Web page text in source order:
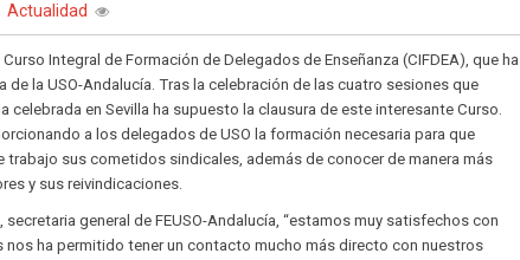
Actualidad
Integral de Formación de Delegados de Enseñanza (CIFDEA), que ha
de la USO-Andalucía. Tras la celebración de las cuatro sesiones que
celebrada en Sevilla ha supuesto la clausura de este interesante Curso.
a los delegados de USO la formación necesaria para que
trabajo sus cometidos sindicales, además de conocer de manera más
y sus reivindicaciones.
general de FEUSO-Andalucía, “estamos muy satisfechos con
nos ha permitido tener un contacto mucho más directo con nuestros